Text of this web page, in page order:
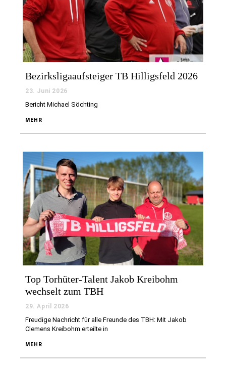
Bezirksligaaufsteiger TB Hilligsfeld 2026
23. Juni 2026
Bericht Michael Söchting
MEHR
Top Torhüter-Talent Jakob Kreibohm
wechselt zum TBH
29. April 2026
Freudige Nachricht für alle Freunde des TBH: Mit Jakob
Clemens Kreibohm erteilte in
MEHR